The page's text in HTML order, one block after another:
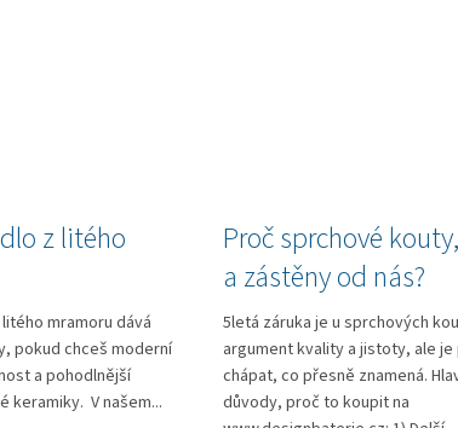
z litého
mramoru dává
pokud chceš moderní
a pohodlnější
keramiky. V našem...
Proč sprchové
a zástěny od nás?
5letá záruka je u sprchových
argument kvality a jistoty, ale
chápat, co přesně znamená.
důvody, proč to koupit na